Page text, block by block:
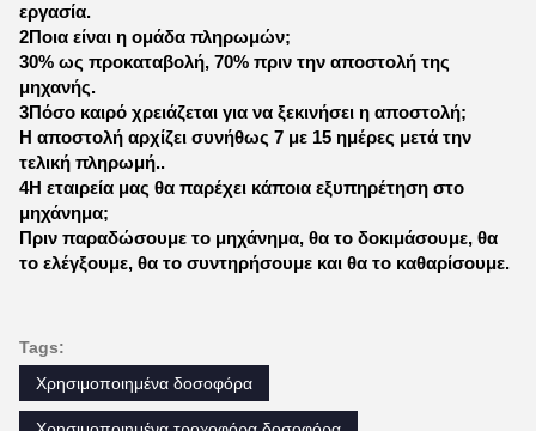
εργασία.
2Ποια είναι η ομάδα πληρωμών;
30% ως προκαταβολή, 70% πριν την αποστολή της
μηχανής.
3Πόσο καιρό χρειάζεται για να ξεκινήσει η αποστολή;
Η αποστολή αρχίζει συνήθως 7 με 15 ημέρες μετά την
τελική πληρωμή..
4Η εταιρεία μας θα παρέχει κάποια εξυπηρέτηση στο
μηχάνημα;
Πριν παραδώσουμε το μηχάνημα, θα το δοκιμάσουμε, θα
το ελέγξουμε, θα το συντηρήσουμε και θα το καθαρίσουμε.
Tags:
Χρησιμοποιημένα δοσοφόρα